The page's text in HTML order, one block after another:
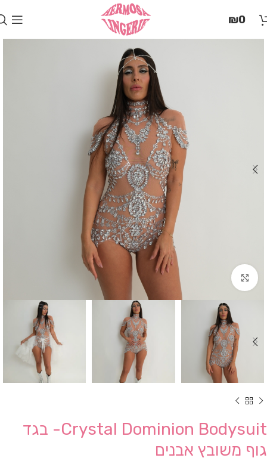
זֶה
תַּפְרִיט
הֵנְּגִישׁוּת
₪0
Click to enlarge
Crystal Dominion Bodysuit- בגד
גוף משובץ אבנים